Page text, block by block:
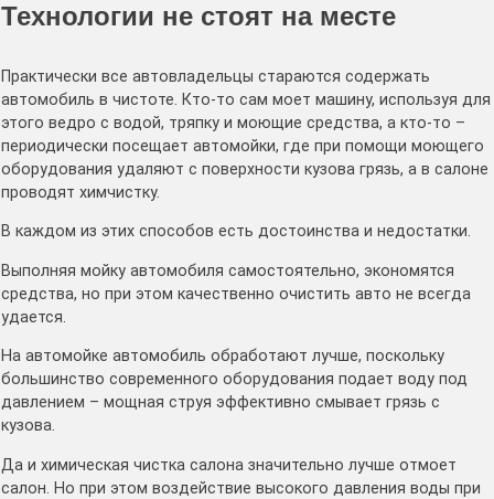
Технологии не стоят на месте
Практически все автовладельцы стараются содержать
автомобиль в чистоте. Кто-то сам моет машину, используя для
этого ведро с водой, тряпку и моющие средства, а кто-то –
периодически посещает автомойки, где при помощи моющего
оборудования удаляют с поверхности кузова грязь, а в салоне
проводят химчистку.
В каждом из этих способов есть достоинства и недостатки.
Выполняя мойку автомобиля самостоятельно, экономятся
средства, но при этом качественно очистить авто не всегда
удается.
На автомойке автомобиль обработают лучше, поскольку
большинство современного оборудования подает воду под
давлением – мощная струя эффективно смывает грязь с
кузова.
Да и химическая чистка салона значительно лучше отмоет
салон. Но при этом воздействие высокого давления воды при